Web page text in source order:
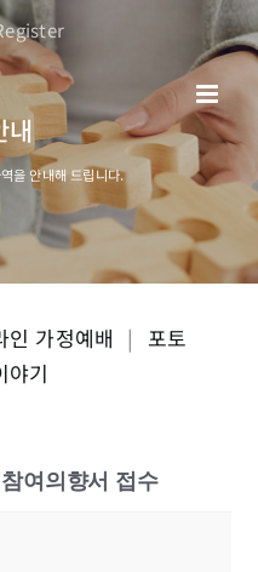
내
을 안내해 드립니다.
인 가정예배 | 포토
야기
여의향서 접수